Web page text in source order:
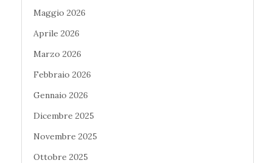
Maggio 2026
Aprile 2026
Marzo 2026
Febbraio 2026
Gennaio 2026
Dicembre 2025
Novembre 2025
Ottobre 2025